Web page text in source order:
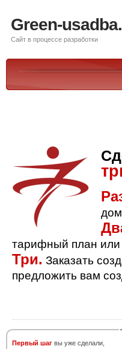
Green-
Сайт в процессе разработки
тарифный план или
Три. Заказать
предложить вам
Первый шаг вы уже сделали,